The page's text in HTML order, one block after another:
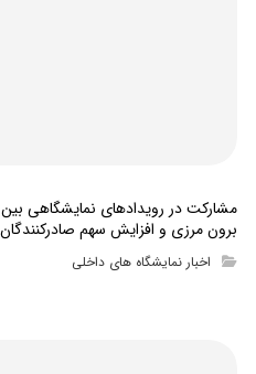
مشارکت در رویدادهای نمایشگاهی
برون مرزی و افزایش سهم
اخبار نمایشگاه های داخلی